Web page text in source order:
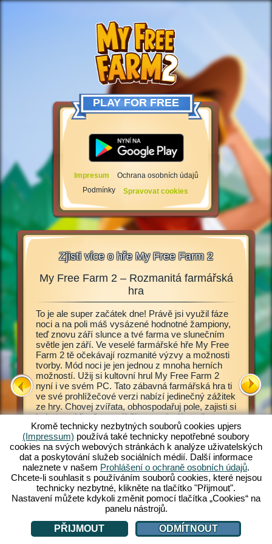
PLAY FOR FREE
Impresum
Ochrana osobních údajů
Podmínky
Spravovat cookies
Zjisti více o hře My Free Farm 2
Tato
je
dát
My Free Farm 2 – Rozmanitá farmářská
hra
To je ale super začátek dne! Právě jsi využil fáze
noci a na poli máš vysázené hodnotné žampiony,
teď znovu září slunce a tvé farma ve slunečním
světle jen září. Ve veselé farmářské hře My Free
Farm 2 tě očekávají rozmanité výzvy a možnosti
tvorby. Mód noci je jen jednou z mnoha herních
možností. Užij si kultovní hrul My Free Farm 2
nyní i ve svém PC. Tato zábavná farmářská hra ti
ve své prohlížečové verzi nabízí jedinečný zážitek
ze hry. Chovej zvířata, obhospodařuj pole, zajisti si
bohatou sklizeň a vyráběj pro své zákazníky
lahodné zboží. Zaregistruj se zdarma a hraj také!
My
My
statek.
stejně
čas od
určité
zvířata,
Kromě technicky nezbytných souborů cookies upjers
(Impressum) používá také technicky nepotřebné soubory
cookies na svých webových stránkách k analýze uživatelských
dat a poskytování služeb sociálních médií. Další informace
naleznete v našem Prohlášení o ochraně osobních údajů.
Chcete-li souhlasit s používáním souborů cookies, které nejsou
technicky nezbytné, klikněte na tlačítko "Přijmout".
Nastavení můžete kdykoli změnit pomocí tlačítka „Cookies“ na
panelu nástrojů.
PŘIJMOUT
ODMÍTNOUT